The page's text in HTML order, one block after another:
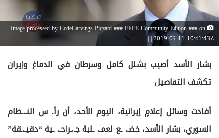
Image processed by CodeCarvings Piczard ### FREE Community Edition ### on
2019-07-11 10:41:43Z | |
بشار الأسد أصيب بشلل كامل وسرطان في الدماغ وإيران
تكشف التفاصيل
أفادت وسائل إعلامٍ إيرانية، اليوم الأحد، أن رأ. س النـ.ـظام
السوري، بشار الأسد، خضـ. ـع لعمـ. ـلية جـ.ـراحـ. ـية “دقيـ.ـقة”